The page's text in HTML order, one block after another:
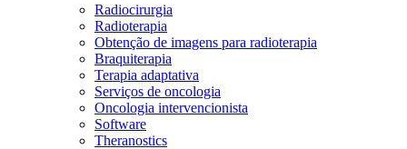
Radiocirurgia
Radioterapia
Obtenção de imagens para radioterapia
Braquiterapia
Terapia adaptativa
Serviços de oncologia
Oncologia intervencionista
Software
Theranostics